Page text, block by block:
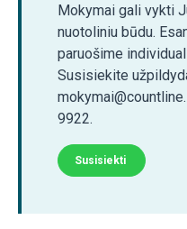
Mokymai gali vykti
nuotoliniu būdu.
paruošime
Susisiekite
9922.
Susisiekti